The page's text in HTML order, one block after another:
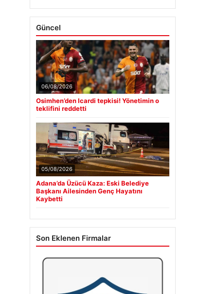
Güncel
06/08/2026
Osimhen’den Icardi tepkisi! Yönetimin o
teklifini reddetti
05/08/2026
Adana’da Üzücü Kaza: Eski Belediye
Başkanı Ailesinden Genç Hayatını
Kaybetti
Son Eklenen Firmalar